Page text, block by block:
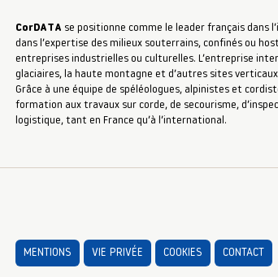
CorDATA se positionne comme le leader français dans
dans l’expertise des milieux souterrains, confinés ou
entreprises industrielles ou culturelles. L’entreprise
glaciaires, la haute montagne et d’autres sites
Grâce à une équipe de spéléologues, alpinistes et
formation aux travaux sur corde, de secourisme,
logistique, tant en France qu’à l’international.
MENTIONS VIE PRIVÉE COOKIES CONTACT